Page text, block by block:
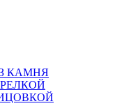
КАМНЯ